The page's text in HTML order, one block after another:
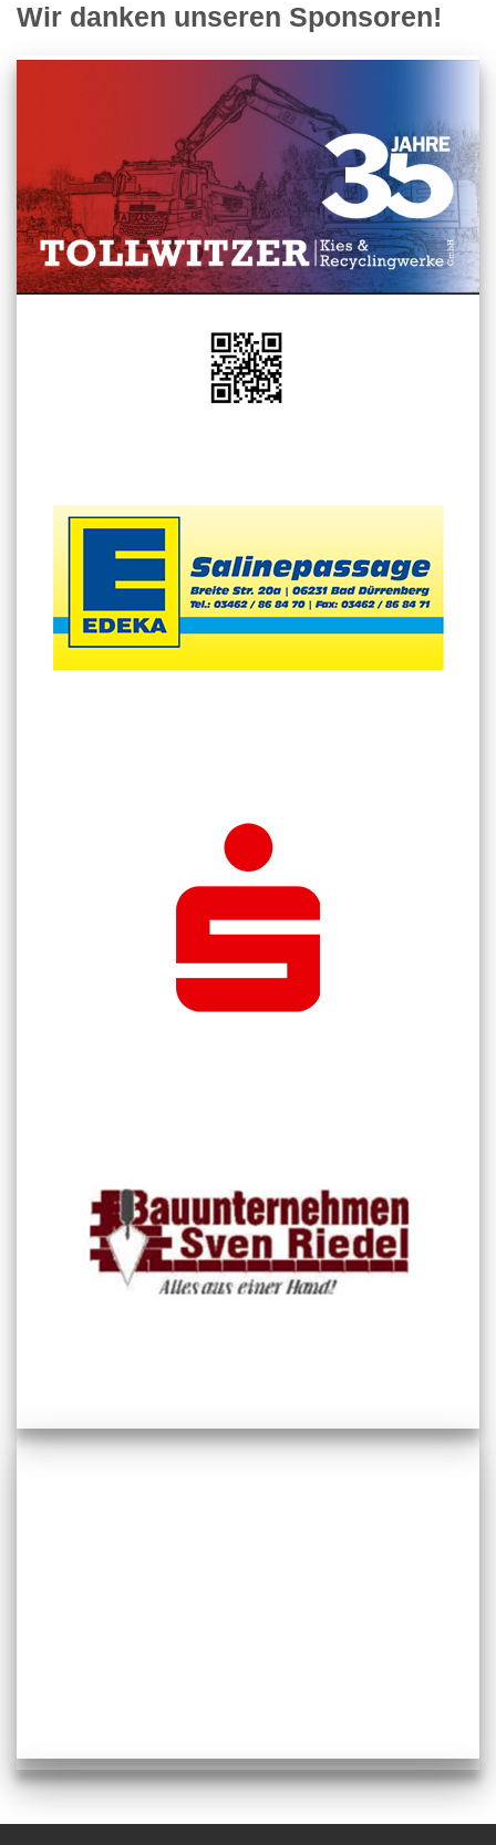
Wir danken unseren Sponsoren!